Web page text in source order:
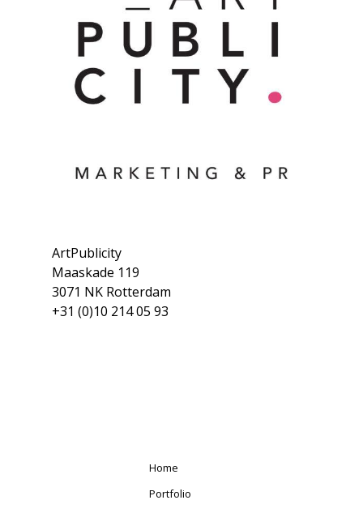
ArtPublicity
Maaskade 119
3071 NK Rotterdam
+31 (0)10 214 05 93
Home
Portfolio